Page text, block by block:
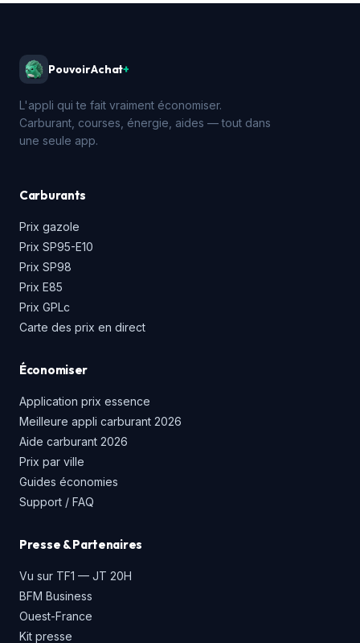
PouvoirAchat+
L'appli qui te fait vraiment économiser.
Carburant, courses, énergie, aides — tout dans
une seule app.
Carburants
Prix gazole
Prix SP95-E10
Prix SP98
Prix E85
Prix GPLc
Carte des prix en direct
Économiser
Application prix essence
Meilleure appli carburant 2026
Aide carburant 2026
Prix par ville
Guides économies
Support / FAQ
Presse & Partenaires
Vu sur TF1 — JT 20H
BFM Business
Ouest-France
Kit presse